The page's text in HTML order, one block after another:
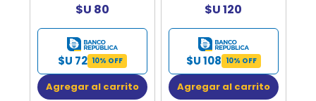
$U 80
$U 72 10% OFF
Agregar al carrito
$U 120
$U 108 10% OFF
Agregar al carrito